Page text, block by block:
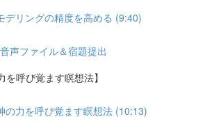
リングの精度を高める (9:40)
声ファイル＆宿題提出
呼び覚ます瞑想法】
力を呼び覚ます瞑想法 (10:13)